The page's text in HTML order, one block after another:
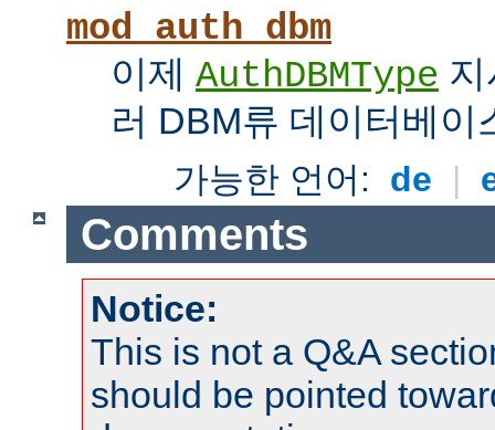
mod_auth_dbm
이제 AuthDBMType
러 DBM류 데이터베이
가능한 언어: de |
Comments
Notice:
This is not a Q&A
should be pointed